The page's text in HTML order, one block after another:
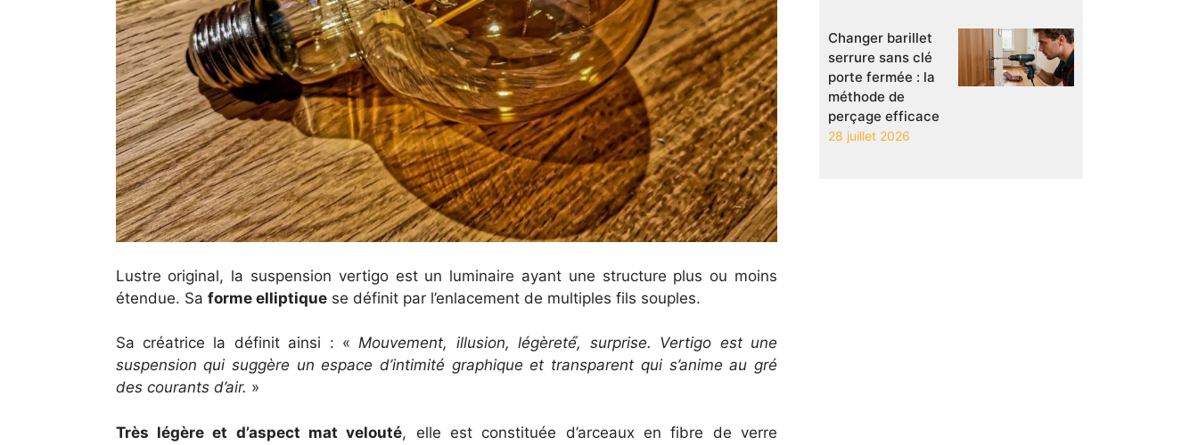
Lustre original, la suspension vertigo est un luminaire ayant une structure plus ou moins
étendue. Sa forme elliptiquese définit par l’enlacement de multiples fils souples.
Sa créatrice la définit ainsi : «Mouvement, illusion, légèreté́, surprise. Vertigo est une
suspension qui suggère un espace d’intimité graphique et transparent qui s’anime au gré
des courants d’air. »
Très légère et d’aspect mat velouté, elle est constituée d’arceaux en fibre de verre
Changer barillet
serrure sans clé
porte fermée : la
méthode de
perçage efficace
28 juillet 2026